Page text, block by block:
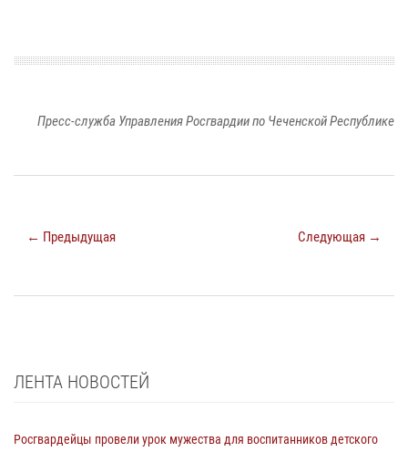
Пресс-служба Управления Росгвардии по Чеченской Республике
← Предыдущая Следующая →
ЛЕНТА НОВОСТЕЙ
Росгвардейцы провели урок мужества для воспитанников детского